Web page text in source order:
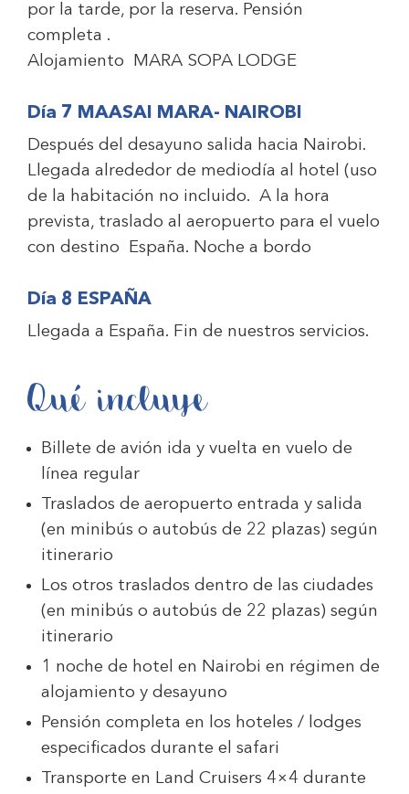
por la tarde, por la reserva. Pensión
completa .
Alojamiento MARA SOPA LODGE
Día 7 MAASAI MARA- NAIROBI
Después del desayuno salida hacia Nairobi.
Llegada alrededor de mediodía al hotel (uso
de la habitación no incluido. A la hora
prevista, traslado al aeropuerto para el vuelo
con destino España. Noche a bordo
Día 8 ESPAÑA
Llegada a España. Fin de nuestros servicios.
Qué incluye
Billete de avión ida y vuelta en vuelo de
línea regular
Traslados de aeropuerto entrada y salida
(en minibús o autobús de 22 plazas) según
itinerario
Los otros traslados dentro de las ciudades
(en minibús o autobús de 22 plazas) según
itinerario
1 noche de hotel en Nairobi en régimen de
alojamiento y desayuno
Pensión completa en los hoteles / lodges
especificados durante el safari
Transporte en Land Cruisers 4×4 durante